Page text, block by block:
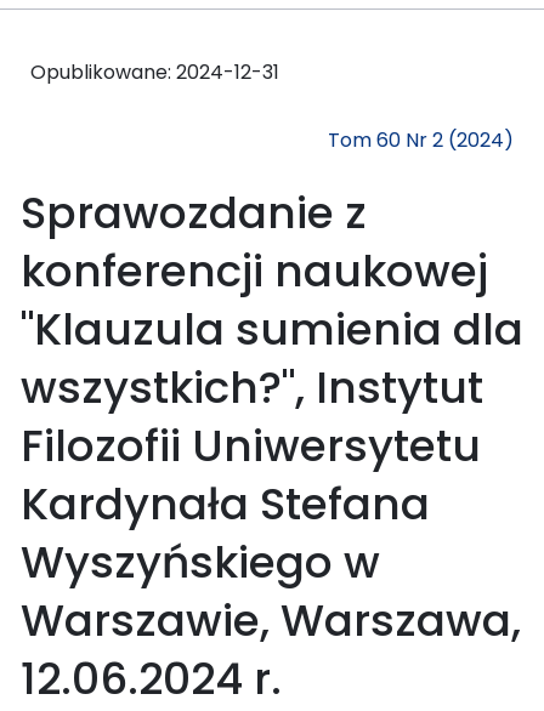
Opublikowane: 2024-12-31
Tom 60 Nr 2 (2024)
Sprawozdanie z
konferencji naukowej
"Klauzula sumienia dla
wszystkich?", Instytut
Filozofii Uniwersytetu
Kardynała Stefana
Wyszyńskiego w
Warszawie, Warszawa,
12.06.2024 r.